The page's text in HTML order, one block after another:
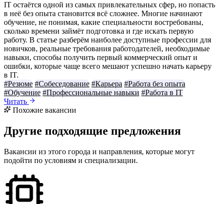
IT остаётся одной из самых привлекательных сфер, но попасть
в неё без опыта становится всё сложнее. Многие начинают
обучение, не понимая, какие специальности востребованы,
сколько времени займёт подготовка и где искать первую
работу. В статье разберём наиболее доступные профессии для
новичков, реальные требования работодателей, необходимые
навыки, способы получить первый коммерческий опыт и
ошибки, которые чаще всего мешают успешно начать карьеру
в IT.
#Резюме #Собеседование #Карьера #Работа без опыта
#Обучение #Профессиональные навыки #Работа в IT
Читать
Похожие вакансии
Другие подходящие предложения
Вакансии из этого города и направления, которые могут
подойти по условиям и специализации.